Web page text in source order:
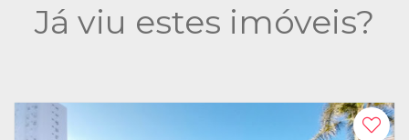
Já viu estes imóveis?